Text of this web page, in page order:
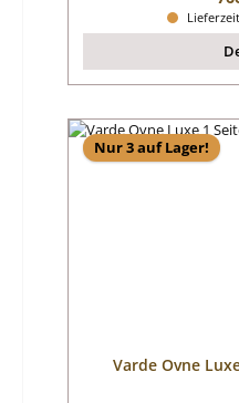
Nur 3 auf Lager!
Varde Ovne